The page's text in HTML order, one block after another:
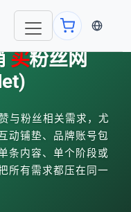
当前语
买粉丝网
与粉丝相关需求，尤
动铺垫、品牌账号包
条内容、单个阶段或
所有需求都压在同一